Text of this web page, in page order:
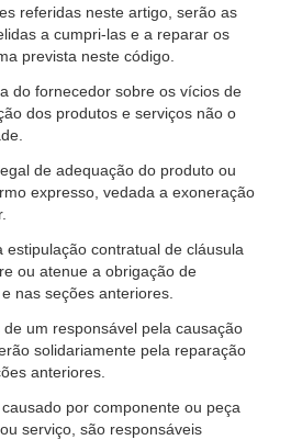
referidas neste artigo, serão as
a cumpri-las e a reparar os
prevista neste código.
do fornecedor sobre os vícios de
dos produtos e serviços não o
de adequação do produto ou
expresso, vedada a exoneração
estipulação contratual de cláusula
ou atenue a obrigação de
nas seções anteriores.
de um responsável pela causação
solidariamente pela reparação
anteriores.
por componente ou peça
serviço, são responsáveis